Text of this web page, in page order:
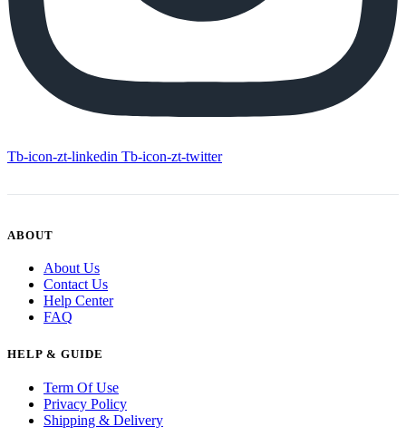
Tb-icon-zt-linkedin Tb-icon-zt-twitter
ABOUT
About Us
Contact Us
Help Center
FAQ
HELP & GUIDE
Term Of Use
Privacy Policy
Shipping & Delivery